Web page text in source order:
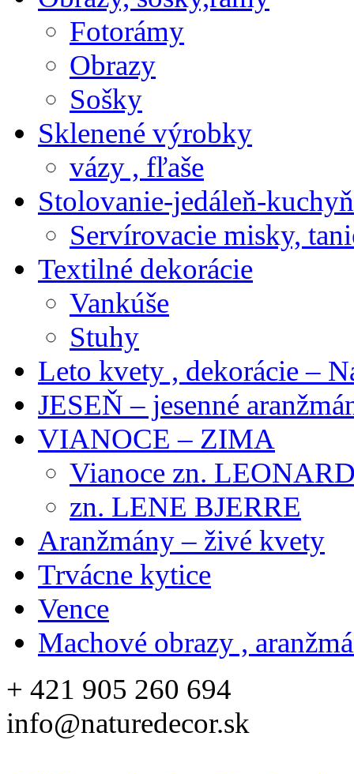
Fotorámy
Obrazy
Sošky
Sklenené výrobky
vázy , fľaše
Stolovanie-jedáleň-
Servírovacie misky,
Textilné dekorácie
Vankúše
Stuhy
Leto kvety , dekorácie –
JESEŇ – jesenné
VIANOCE – ZIMA
Vianoce zn.
zn. LENE BJERRE
Aranžmány – živé kvety
Trvácne kytice
Vence
Machové obrazy ,
+ 421 905 260 694
info@naturedecor.sk